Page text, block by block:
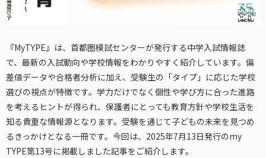
『MyTYPE』は、首都圏模試センターが発行する中学入試情報誌
で、最新の入試動向や学校情報をわかりやすく紹介しています。偏
差値データや合格者分析に加え、受験生の「タイプ」に応じた学校
選びの視点が特徴です。学力だけでなく個性や学び方に合った進路
を考えるヒントが得られ、保護者にとっても教育方針や学校生活を
知る貴重な情報源となります。受験を通じて子どもの未来を見つめ
るきっかけとなる一冊です。今回は、2025年7月13日発行のmy
TYPE第13号に掲載しました記事をご紹介します。